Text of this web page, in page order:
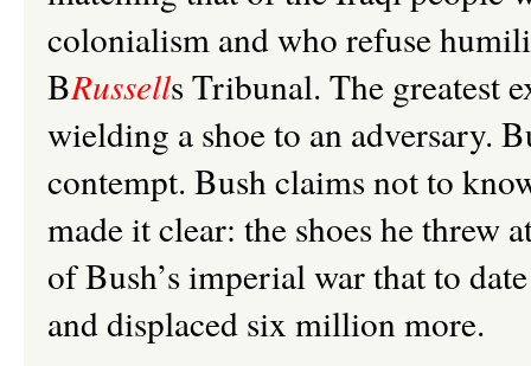
colonialism and who refuse
BRussells Tribunal. The greatest
wielding a shoe to an adversary.
contempt. Bush claims not to
made it clear: the shoes he threw
of Bush’s imperial war that to
and displaced six million more.